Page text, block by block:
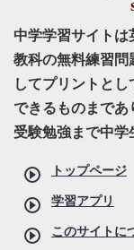
中学学習サイトは
教科の無料練習問
してプリントと
できるものまであ
受験勉強まで中学
トップページ
学習アプリ
このサイトに